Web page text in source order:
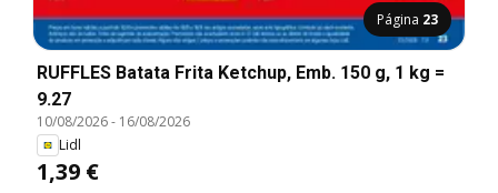
Página 23
RUFFLES Batata Frita Ketchup, Emb. 150 g, 1 kg =
9.27
10/08/2026- 16/08/2026
Lidl
1,39 €